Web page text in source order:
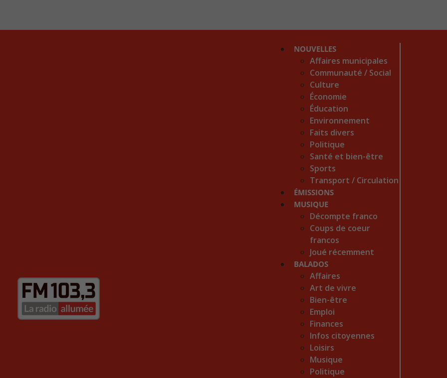
NOUVELLES
Affaires municipales
Communauté / Social
Culture
Économie
Éducation
Environnement
Faits divers
Politique
Santé et bien-être
Sports
Transport / Circulation
ÉMISSIONS
MUSIQUE
Décompte franco
Coups de coeur
francos
Joué récemment
BALADOS
Affaires
Art de vivre
Bien-être
Emploi
Finances
Infos citoyennes
Loisirs
Musique
Politique